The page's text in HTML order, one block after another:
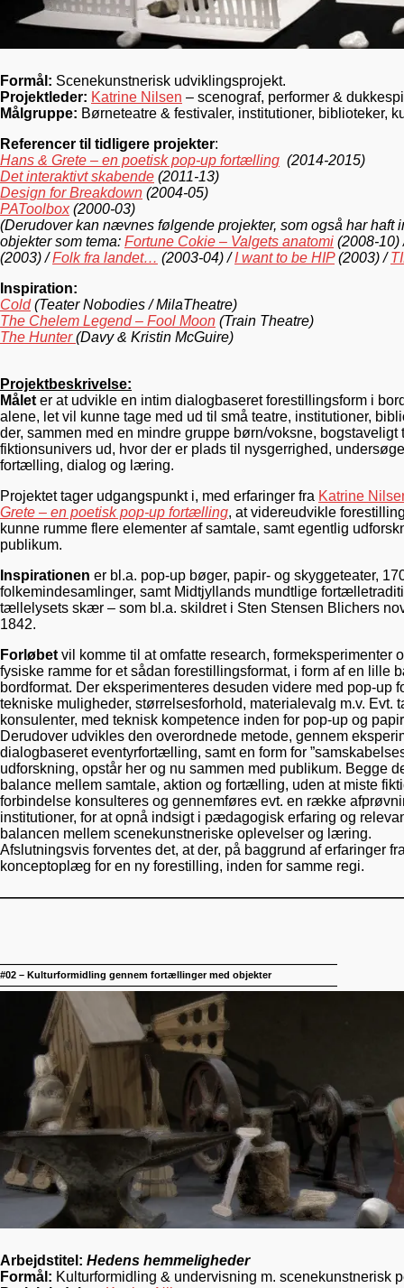
Formål: Scenekunstnerisk udviklingsprojekt.
Projektleder: Katrine Nilsen – scenograf, performer &
Målgruppe: Børneteatre & festivaler, institutioner, biblioteker,
Referencer til tidligere projekter:
Hans & Grete – en poetisk pop-up fortælling (2014-2015)
Det interaktivt skabende (2011-13)
Design for Breakdown (2004-05)
PAToolbox(2000-03)
(Derudover kan nævnes følgende projekter, som også har haft
objekter som tema: Fortune Cokie – Valgets anatomi (2008-
(2003) /Folk fra landet… (2003-04) /I want to be HIP(2003) /
Inspiration:
Cold(Teater Nobodies / MilaTheatre)
The Chelem Legend – Fool Moon (Train Theatre)
The Hunter(Davy & Kristin McGuire)
Projektbeskrivelse:
Målet er at udvikle en intim dialogbaseret forestillingsform i
alene, let vil kunne tage med ud til små teatre, institutioner,
der, sammen med en mindre gruppe børn/voksne,
fiktionsunivers ud, hvor der er plads til nysgerrighed,
fortælling, dialog og læring.
Projektet tager udgangspunkt i, med erfaringer fra Katrine
Grete – en poetisk pop-up fortælling, at videreudvikle
kunne rumme flere elementer af samtale, samt egentlig
publikum.
Inspirationen er bl.a. pop-up bøger, papir- og skyggeteater,
folkemindesamlinger, samt Midtjyllands mundtlige
tællelysets skær – som bl.a. skildret i Sten Stensen Blichers
1842.
Forløbet vil komme til at omfatte research, formeksperimenter
fysiske ramme for et sådan forestillingsformat, i form af en lille
bordformat. Der eksperimenteres desuden videre med pop-up
tekniske muligheder, størrelsesforhold, materialevalg m.v. Evt.
konsulenter, med teknisk kompetence inden for pop-up og
Derudover udvikles den overordnede metode, gennem
dialogbaseret eventyrfortælling, samt en form for
udforskning, opstår her og nu sammen med publikum. Begge
balance mellem samtale, aktion og fortælling, uden at miste
forbindelse konsulteres og gennemføres evt. en række
institutioner, for at opnå indsigt i pædagogisk erfaring og
balancen mellem scenekunstneriske oplevelser og læring.
Afslutningsvis forventes det, at der, på baggrund af erfaringer
konceptoplæg for en ny forestilling, inden for samme regi.
——————————————————————————————————
#02 – Kulturformidling gennem fortællinger med objekter
——————————————————————————————————
Arbejdstitel: Hedens hemmeligheder
Formål: Kulturformidling & undervisning m. scenekunstnerisk